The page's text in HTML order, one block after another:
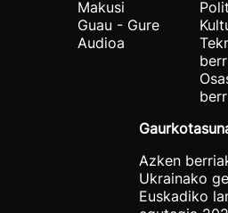
Makusi
Guau - Gure
Audioa
Azken
Ukrainako
Euskadiko